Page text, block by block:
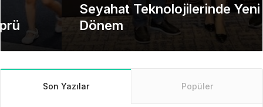
Seyahat Teknolojilerinde Yeni Bir
Dönem
Son Yazılar Popüler